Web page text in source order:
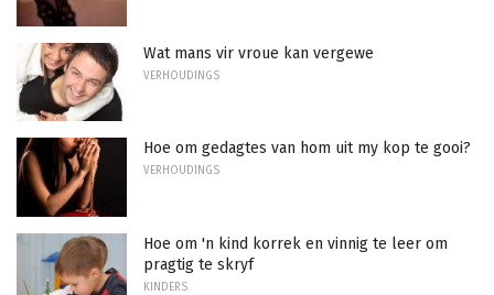
Wat mans vir vroue kan vergewe
VERHOUDINGS
Hoe om gedagtes van hom uit my kop te gooi?
VERHOUDINGS
Hoe om 'n kind korrek en vinnig te leer om
pragtig te skryf
KINDERS